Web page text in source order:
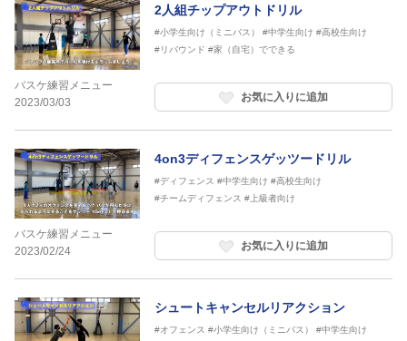
バスケ練習メニュー
2023/03/03
2人組チップアウトドリル
#小学生向け（ミニバス） #中学生向け #高校生向け
#リバウンド #家（自宅）でできる
お気に入りに追加
バスケ練習メニュー
2023/02/24
4on3ディフェンスゲッツードリル
#ディフェンス #中学生向け #高校生向け
#チームディフェンス #上級者向け
お気に入りに追加
シュートキャンセルリアクション
#オフェンス #小学生向け（ミニバス）
#中学生向け